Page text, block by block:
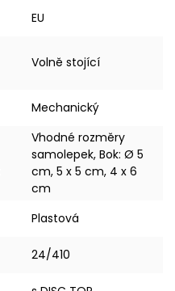
EU
Volně stojící
Mechanický
Vhodné rozměry
samolepek, Bok: Ø 5
cm, 5 x 5 cm, 4 x 6
cm
Plastová
24/410